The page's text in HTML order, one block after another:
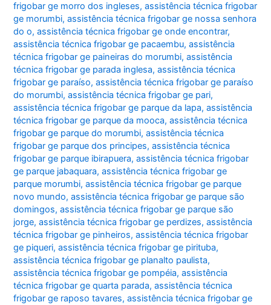
frigobar ge morro dos ingleses,assistência técnica frigobar
ge morumbi,assistência técnica frigobar ge nossa senhora
do o,assistência técnica frigobar ge onde encontrar,
assistência técnica frigobar ge pacaembu,assistência
técnica frigobar ge paineiras do morumbi,assistência
técnica frigobar ge parada inglesa,assistência técnica
frigobar ge paraíso,assistência técnica frigobar ge paraíso
do morumbi,assistência técnica frigobar ge pari,
assistência técnica frigobar ge parque da lapa,assistência
técnica frigobar ge parque da mooca,assistência técnica
frigobar ge parque do morumbi,assistência técnica
frigobar ge parque dos principes,assistência técnica
frigobar ge parque ibirapuera,assistência técnica frigobar
ge parque jabaquara,assistência técnica frigobar ge
parque morumbi,assistência técnica frigobar ge parque
novo mundo,assistência técnica frigobar ge parque são
domingos,assistência técnica frigobar ge parque são
jorge,assistência técnica frigobar ge perdizes,assistência
técnica frigobar ge pinheiros,assistência técnica frigobar
ge piqueri,assistência técnica frigobar ge pirituba,
assistência técnica frigobar ge planalto paulista,
assistência técnica frigobar ge pompéia,assistência
técnica frigobar ge quarta parada,assistência técnica
frigobar ge raposo tavares,assistência técnica frigobar ge